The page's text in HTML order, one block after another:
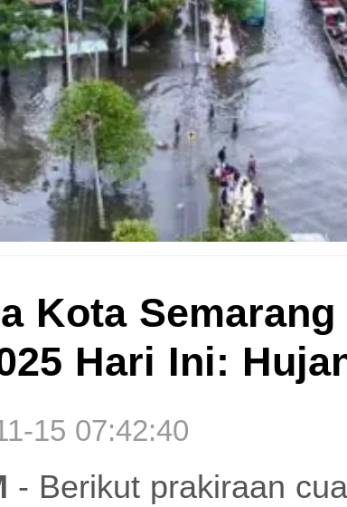
Kota Semarang
Hari Ini:
15 07:42:40
- Berikut prakiraan